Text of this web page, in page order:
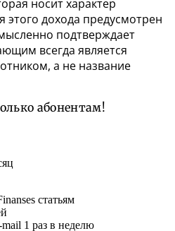
носит характер
этого дохода предусмотрен
подтверждает
всегда является
а не название
абонентам!
статьям
1 раз в неделю